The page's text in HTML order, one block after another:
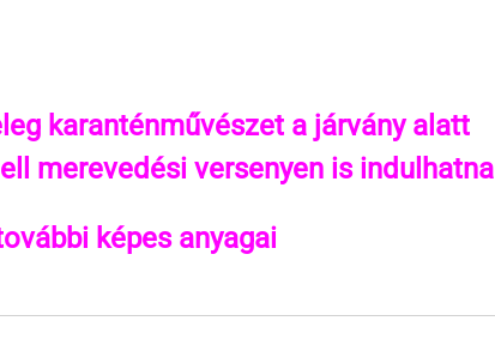
karanténművészet a járvány alatt
merevedési versenyen is indulhatna
képes anyagai